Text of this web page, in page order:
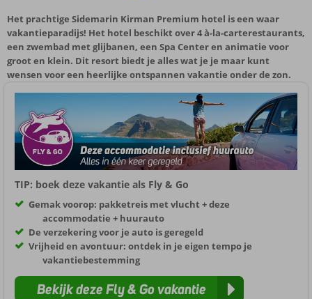
Het prachtige Sidemarin Kirman Premium hotel is een waar
vakantieparadijs! Het hotel beschikt over 4 à-la-carterestaurants,
een zwembad met glijbanen, een Spa Center en animatie voor
groot en klein. Dit resort biedt je alles wat je je maar kunt
wensen voor een heerlijke ontspannen vakantie onder de zon.
TIP: boek deze vakantie als Fly & Go
Gemak voorop: pakketreis met vlucht + deze
accommodatie + huurauto
De verzekering voor je auto is geregeld
Vrijheid en avontuur: ontdek in je eigen tempo je
vakantiebestemming
Bekijk deze Fly & Go vakantie